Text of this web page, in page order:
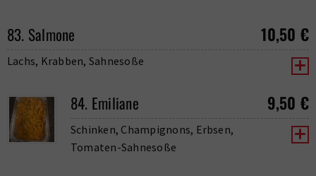
83. Salmone 10,50 €
Lachs, Krabben, Sahnesoße
84. Emiliane 9,50 €
Schinken, Champignons, Erbsen,
Tomaten-Sahnesoße